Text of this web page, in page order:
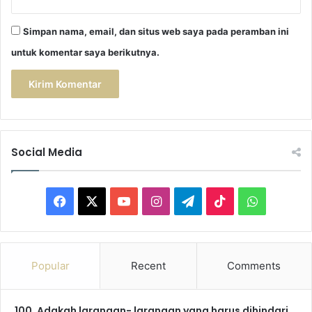
Simpan nama, email, dan situs web saya pada peramban ini
untuk komentar saya berikutnya.
Social Media
Facebook YouTubeInstagramTelegram
TikTok
Popular Recent Comments